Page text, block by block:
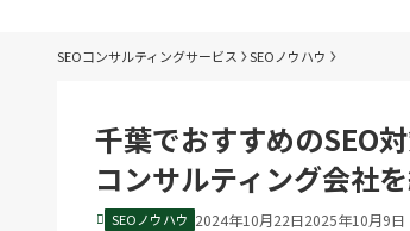
SEOコンサルティングサービス SEOノウハウ
千葉でおすすめのSEO
コンサルティング会社
SEOノウハウ 2024年10月22日2025年10月9日